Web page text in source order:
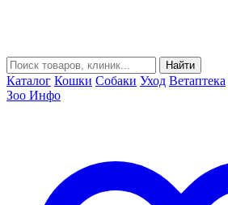
Найти
Каталог Кошки Собаки Уход Ветаптека
Зоо Инфо